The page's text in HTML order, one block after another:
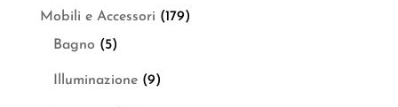
Mobili e Accessori (179)
Bagno (5)
Illuminazione (9)